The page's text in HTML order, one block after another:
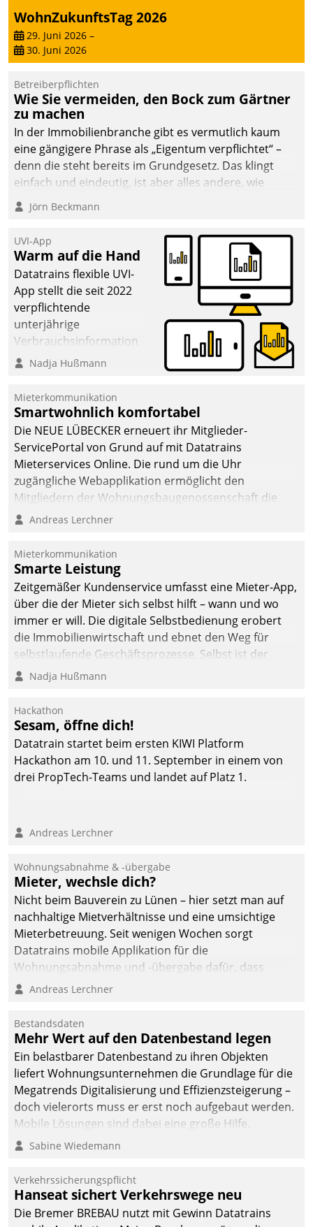
WohnZukunftsTag 2026
29. Juni 2026 –
30. Juni 2026
Betreiberpflichten
Wie Sie vermeiden, den Bock zum Gärtner
zu machen
In der Immobilienbranche gibt es vermutlich kaum
eine gängigere Phrase als „Eigentum verpflichtet“ –
denn die steht bereits im Grundgesetz. Das klingt
einfach und eindeutig, ist aber alles andere, wie
Branchenbeschäftigte wissen. Denn mit der
Verantwortung folgen Verpflichtungen.
Jörn Beckmann
UVI-App
Warm auf die Hand
Datatrains flexible UVI-
App stellt die seit 2022
verpflichtende
unterjährige
Verbrauchsinformation
schnell, zuverlässig und
Die monatlichen
Mitteilungen zum
Heizungs- und
Wasserverbrauch gehen
automatisiert, vollständig
und auf Wunsch über
mehrere zuvor
Kommunikationswege bei
Nadja Hußmann
Mieterkommunikation
Smartwohnlich komfortabel
Die NEUE LÜBECKER erneuert ihr Mitglieder-
ServicePortal von Grund auf mit Datatrains
Mieterservices Online. Die rund um die Uhr
zugängliche Webapplikation ermöglicht den
Mitgliedern der Wohnungs­bau­genossenschaft die
Kontaktaufnahme per Smartphone, Tablet oder PC.
Andreas Lerchner
Mieterkommunikation
Smarte Leistung
Zeitgemäßer Kundenservice umfasst eine Mieter-App,
über die der Mieter sich selbst hilft – wann und wo
immer er will. Die digitale Selbstbedienung erobert
die Immobilienwirtschaft und ebnet den Weg für
selbstlaufende Geschäftsprozesse. Selbst ist der
Kunde und smart der Serviceanbieter.
Nadja Hußmann
Hackathon
Sesam, öffne dich!
Datatrain startet beim ersten KIWI Platform
Hackathon am 10. und 11. September in einem von
drei PropTech-Teams und landet auf Platz 1.
Andreas Lerchner
Wohnungsabnahme & -übergabe
Mieter, wechsle dich?
Nicht beim Bauverein zu Lünen – hier setzt man auf
nachhaltige Mietverhältnisse und eine umsichtige
Mieterbetreuung. Seit wenigen Wochen sorgt
Datatrains mobile Applikation für die
Wohnungsabnahme und -übergabe dafür, dass
Mieter wohlgeordnet kommen und, so es sein muss,
Andreas Lerchner
Bestandsdaten
Mehr Wert auf den Datenbestand legen
Ein belastbarer Datenbestand zu ihren Objekten
liefert Wohnungsunternehmen die Grundlage für die
Megatrends Digitalisierung und Effizienzsteigerung –
doch vielerorts muss er erst noch aufgebaut werden.
Mobile Lösungen sind dabei eine große Hilfe.
Sabine Wiedemann
Verkehrssicherungspflicht
Hanseat sichert Verkehrswege neu
Die Bremer BREBAU nutzt mit Gewinn Datatrains